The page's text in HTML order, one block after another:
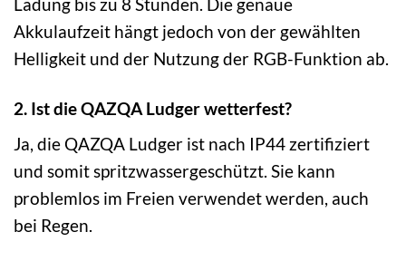
Akkulaufzeit hängt jedoch von der gewählten
Helligkeit und der Nutzung der RGB-Funktion ab.
2. Ist die QAZQA Ludger wetterfest?
Ja, die QAZQA Ludger ist nach IP44 zertifiziert
und somit spritzwassergeschützt. Sie kann
problemlos im Freien verwendet werden, auch
bei Regen.